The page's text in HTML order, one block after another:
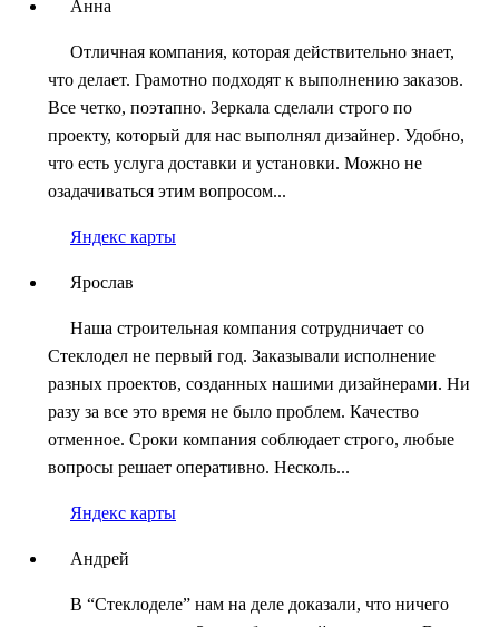
Анна
Отличная компания, которая действительно знает,
что делает. Грамотно подходят к выполнению заказов.
Все четко, поэтапно. Зеркала сделали строго по
проекту, который для нас выполнял дизайнер. Удобно,
что есть услуга доставки и установки. Можно не
озадачиваться этим вопросом...
Яндекс карты
Ярослав
Наша строительная компания сотрудничает со
Стеклодел не первый год. Заказывали исполнение
разных проектов, созданных нашими дизайнерами. Ни
разу за все это время не было проблем. Качество
отменное. Сроки компания соблюдает строго, любые
вопросы решает оперативно. Несколь...
Яндекс карты
Андрей
В “Стеклоделе” нам на деле доказали, что ничего